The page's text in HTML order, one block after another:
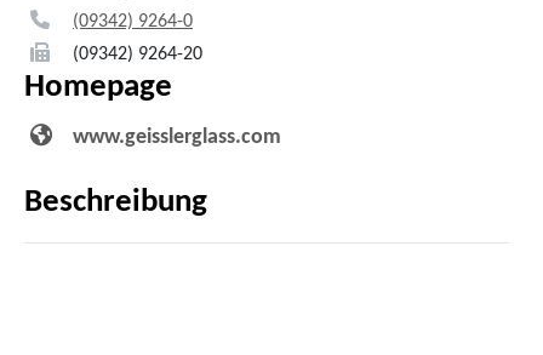
(09342) 9264-0
(09342) 9264-20
Homepage
www.geisslerglass.com
Beschreibung